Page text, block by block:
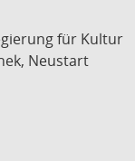
für Kultur
Neustart